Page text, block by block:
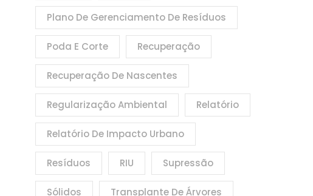
Plano De Gerenciamento De Resíduos
Poda E Corte Recuperação
Recuperação De Nascentes
Regularização Ambiental Relatório
Relatório De Impacto Urbano
Resíduos RIU Supressão
Sólidos Transplante De Árvores